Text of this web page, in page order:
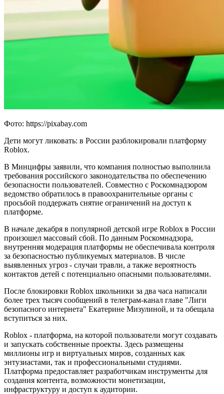
Фото: https://pixabay.com
Дети могут ликовать: в России разблокировали платформу
Roblox.
В Минцифры заявили, что компания полностью выполнила
требования российского законодательства по обеспечению
безопасности пользователей. Совместно с Роскомнадзором
ведомство обратилось в правоохранительные органы с
просьбой поддержать снятие ограничений на доступ к
платформе.
В начале декабря в популярной детской игре Roblox в России
произошел массовый сбой. По данным Роскомнадзора,
внутренняя модерация платформы не обеспечивала контроля
за безопасностью публикуемых материалов. В числе
выявленных угроз - случаи травли, а также вероятность
контактов детей с потенциально опасными пользователями.
После блокировки Roblox школьники за два часа написали
более трех тысяч сообщений в телеграм-канал главе "Лиги
безопасного интернета" Екатерине Мизулиной, и та обещала
вступиться за них.
Roblox - платформа, на которой пользователи могут создавать
и запускать собственные проекты. Здесь размещены
миллионы игр и виртуальных миров, созданных как
энтузиастами, так и профессиональными студиями.
Платформа предоставляет разработчикам инструменты для
создания контента, возможности монетизации,
инфраструктуру и доступ к аудитории.